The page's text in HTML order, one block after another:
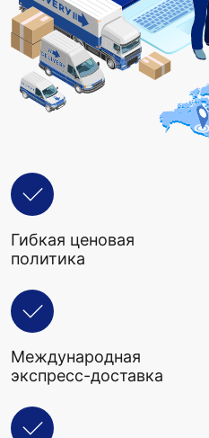
Гибкая ценовая
политика
Международная
экспресс-доставка